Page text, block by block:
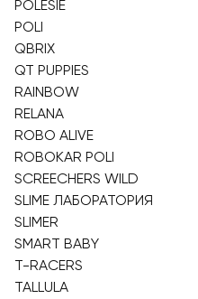
POLESIE
POLI
QBRIX
QT PUPPIES
RAINBOW
RELANA
ROBO ALIVE
ROBOKAR POLI
SCREECHERS WILD
SLIME ЛАБОРАТОРИЯ
SLIMER
SMART BABY
T-RACERS
TALLULA